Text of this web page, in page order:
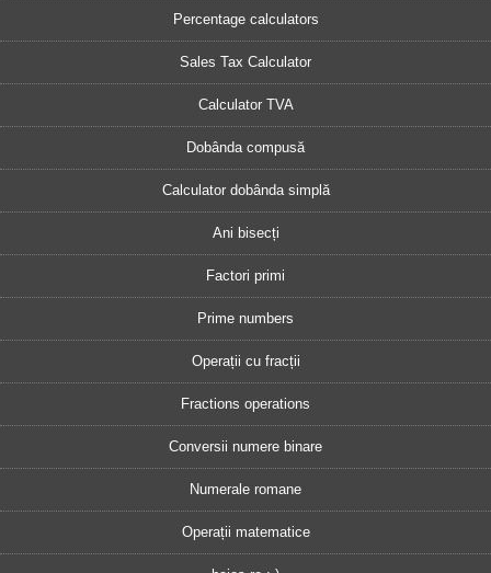
Percentage calculators
Sales Tax Calculator
Calculator TVA
Dobânda compusă
Calculator dobânda simplă
Ani bisecți
Factori primi
Prime numbers
Operații cu fracții
Fractions operations
Conversii numere binare
Numerale romane
Operații matematice